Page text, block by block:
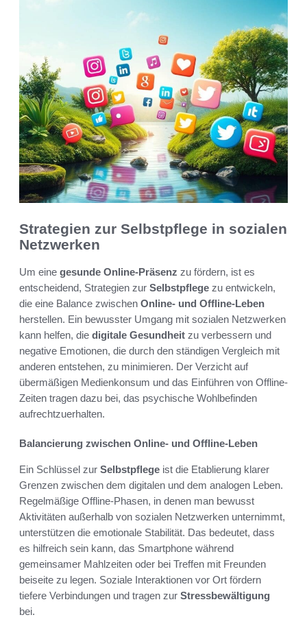
Strategien zur Selbstpflege in sozialen
Netzwerken
Um eine gesunde Online-Präsenz zu fördern, ist es
entscheidend, Strategien zur Selbstpflege zu entwickeln,
die eine Balance zwischen Online- und Offline-Leben
herstellen. Ein bewusster Umgang mit sozialen Netzwerken
kann helfen, die digitale Gesundheit zu verbessern und
negative Emotionen, die durch den ständigen Vergleich mit
anderen entstehen, zu minimieren. Der Verzicht auf
übermäßigen Medienkonsum und das Einführen von Offline-
Zeiten tragen dazu bei, das psychische Wohlbefinden
aufrechtzuerhalten.
Balancierung zwischen Online- und Offline-Leben
Ein Schlüssel zur Selbstpflege ist die Etablierung klarer
Grenzen zwischen dem digitalen und dem analogen Leben.
Regelmäßige Offline-Phasen, in denen man bewusst
Aktivitäten außerhalb von sozialen Netzwerken unternimmt,
unterstützen die emotionale Stabilität. Das bedeutet, dass
es hilfreich sein kann, das Smartphone während
gemeinsamer Mahlzeiten oder bei Treffen mit Freunden
beiseite zu legen. Soziale Interaktionen vor Ort fördern
tiefere Verbindungen und tragen zur Stressbewältigung
bei.